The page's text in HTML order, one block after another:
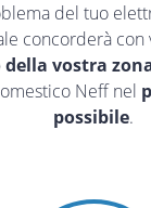
del tuo
concorderà
della vostra
Neff nel
possibile.